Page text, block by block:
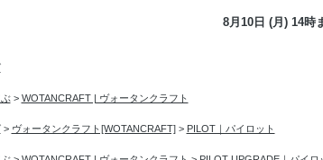
8月10日 (月) 14時
> WOTANCRAFT | ヴォータンクラフト
> ヴォータンクラフト[WOTANCRAFT]> PILOT｜パイロット